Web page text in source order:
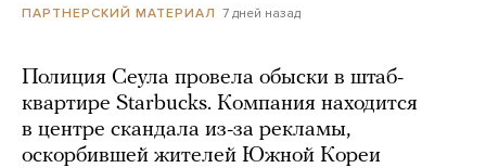
ПАРТНЕРСКИЙ МАТЕРИАЛ 7 дней назад
Полиция Сеула провела обыски в штаб-
квартире Starbucks. Компания находится
в центре скандала из-за рекламы,
оскорбившей жителей Южной Кореи